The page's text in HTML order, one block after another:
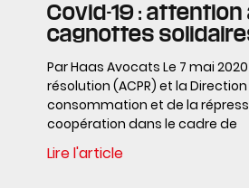
Covid-19 :
cagnottes
Par Haas Avocats Le 7 mai
résolution (ACPR) et la
consommation et de la
coopération dans le cadre de
Lire l'article